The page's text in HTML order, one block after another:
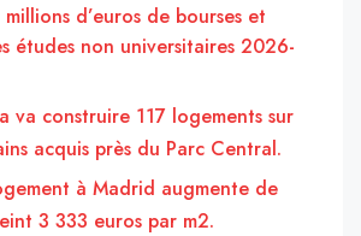
d’euros de bourses et
études non universitaires 2026-
va construire 117 logements sur
acquis près du Parc Central.
à Madrid augmente de
3 333 euros par m2.